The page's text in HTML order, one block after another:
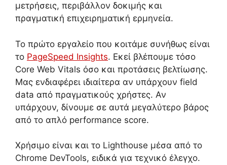
μετρήσεις, περιβάλλον δοκιμής και
πραγματική επιχειρηματική ερμηνεία.
Το πρώτο εργαλείο που κοιτάμε συνήθως είναι
το PageSpeed Insights. Εκεί βλέπουμε τόσο
Core Web Vitals όσο και προτάσεις βελτίωσης.
Μας ενδιαφέρει ιδιαίτερα αν υπάρχουν field
data από πραγματικούς χρήστες. Αν
υπάρχουν, δίνουμε σε αυτά μεγαλύτερο βάρος
από το απλό performance score.
Χρήσιμο είναι και το Lighthouse μέσα από το
Chrome DevTools, ειδικά για τεχνικό έλεγχο.